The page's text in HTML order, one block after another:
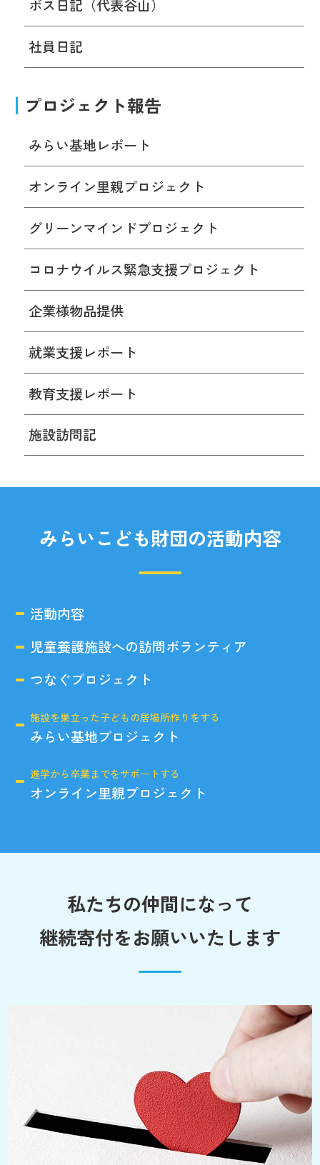
ボス日記（代表谷山）
社員日記
プロジェクト報告
みらい基地レポート
オンライン里親プロジェクト
グリーンマインドプロジェクト
コロナウイルス緊急支援プロジェクト
企業様物品提供
就業支援レポート
教育支援レポート
施設訪問記
みらいこども財団の活動内容
活動内容
児童養護施設への訪問ボランティア
つなぐプロジェクト
施設を巣立った子どもの居場所作りをする
みらい基地プロジェクト
進学から卒業までをサポートする
オンライン里親プロジェクト
私たちの仲間になって
継続寄付をお願いいたします